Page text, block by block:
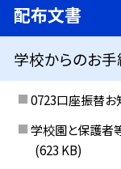
配布文書
学校からのお手
0723口座振替お
学校園と保護者
(623 KB)